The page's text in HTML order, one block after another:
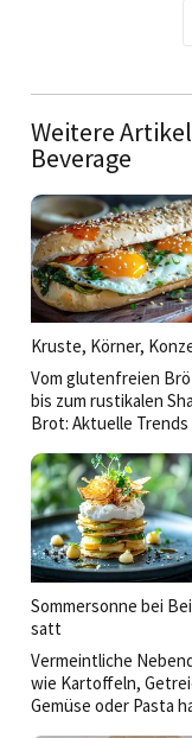
Weitere
Beverage
Kruste, Körner,
Vom glutenfreien
bis zum rustikalen
Brot: Aktuelle Trends
Backwarenangebots
Verbindung von
Gesundheit und
liegt.
Sommersonne bei
satt
Vermeintliche
wie Kartoffeln,
Gemüse oder Pasta